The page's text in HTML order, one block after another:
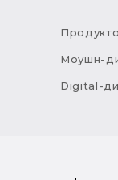
Моушн-
Digital-